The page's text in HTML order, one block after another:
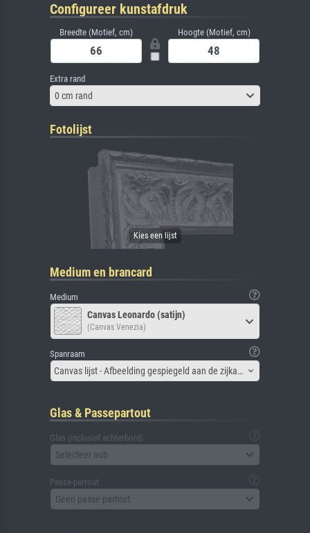
Configureer kunstafdruk
Breedte (Motief, cm) Hoogte (Motief, cm)
Extra rand
0 cm rand
Fotolijst
Medium en brancard
Medium
Canvas Leonardo (satijn)
(Canvas Venezia)
Spanraam
Canvas lijst - Afbeelding gespiegeld aan de zijkant
Glas & Passepartout
Glas (inclusief achterbord)
Selecteer aub
Passe-partout
Geen passe-partout